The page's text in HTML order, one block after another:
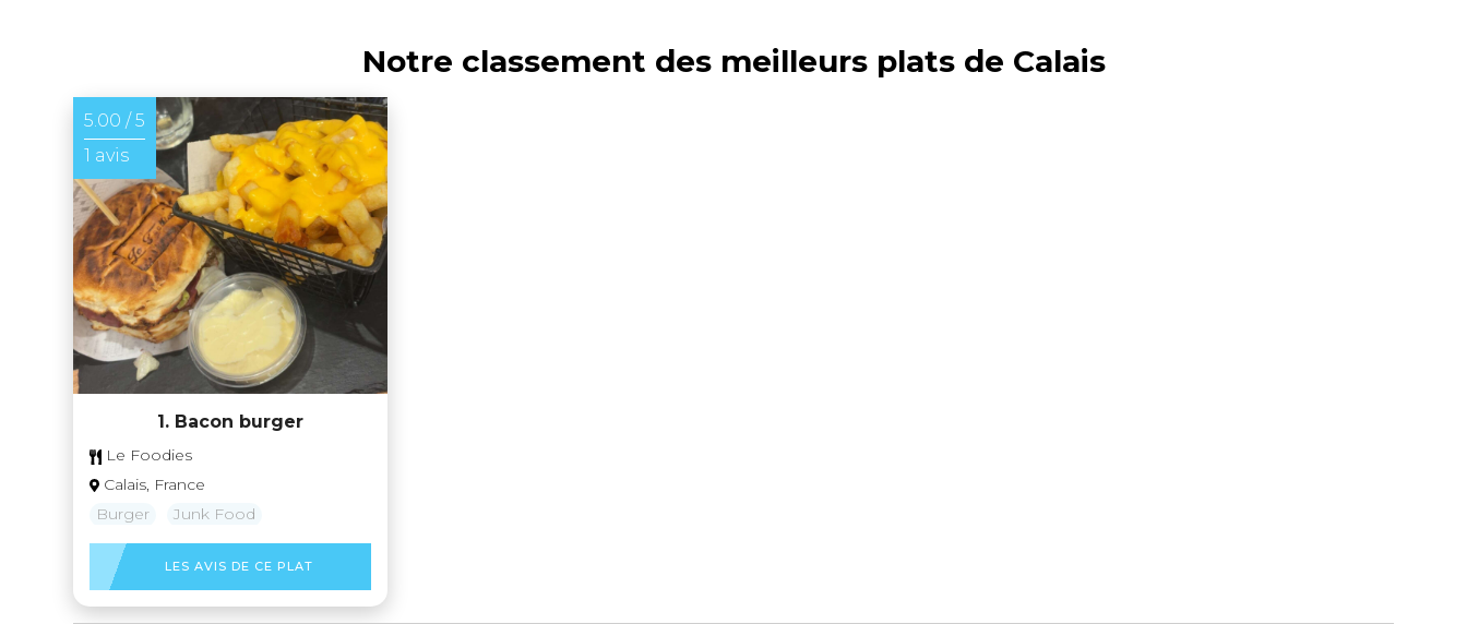
Notre classement des meilleurs plats de Calais
5.00 / 5
1 avis
1. Bacon burger
Le Foodies
Calais, France
Burger
Junk Food
LES AVIS DE CE PLAT